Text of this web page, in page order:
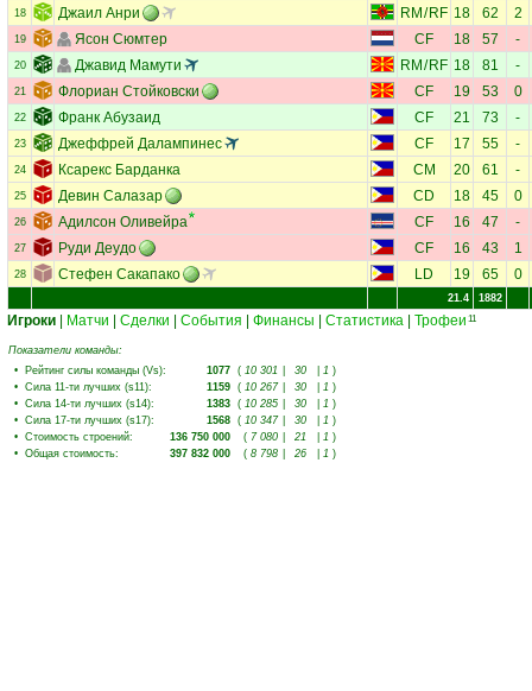
18 Джаил Анри RM / RF 18 62 2
19 Ясон Сюмтер CF 18 57 -
20 Джавид Мамути RM / RF 18 81 -
21 Флориан Стойковски CF 19 53 0
22 Франк Абузаид CF 21 73 -
23 Джеффрей Далампинес CF 17 55 -
24 Ксарекс Барданка CM 20 61 -
25 Девин Салазар CD 18 45 0
26 Адилсон Оливейра CF 16 47 -
27 Руди Деудо CF 16 43 1
28 Стефен Сакапако LD 19 65 0
21.4 1882
Игроки Матчи Сделки События Финансы Статистика Трофеи 11
Показатели команды:
• Рейтинг силы команды (Vs): 1077 ( 10 301 30 1 )
• Сила 11-ти лучших (s11): 1159 ( 10 267 30 1 )
• Сила 14-ти лучших (s14): 1383 ( 10 285 30 1 )
• Сила 17-ти лучших (s17): 1568 ( 10 347 30 1 )
• Стоимость строений: 136 750 000 ( 7 080 21 1 )
• Общая стоимость: 397 832 000 ( 8 798 26 1 )